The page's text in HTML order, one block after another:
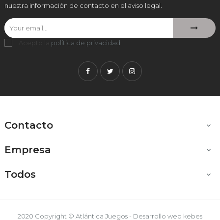
nuestra información de contacto en el aviso legal.
Acepto la política de privacidad
FacebookTwitterInstagram
Contacto 
Empresa 
Todos 
2020 Copyright © Atlántica Juegos - Desarrollo web kebes